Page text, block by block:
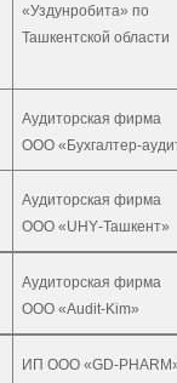
«Уздунробита» по
Ташкентской области
Аудиторская фирма
ООО «Бухгалтер-
Аудиторская фирма
ООО «UHY-Ташкент»
Аудиторская фирма
ООО «Audit-Kim»
ИП ООО «GD-